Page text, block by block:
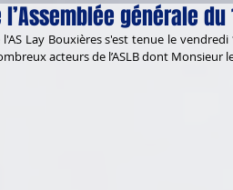
générale
l'AS Lay Bouxières s'est tenue le
acteurs de l’ASLB dont Monsieur